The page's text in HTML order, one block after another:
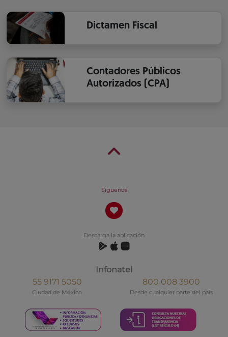
Dictamen Fiscal
Contadores Públicos
Autorizados (CPA)
Síguenos
Descarga la aplicación
Infonatel
55 9171 5050
Ciudad de México
800 008 3900
Desde cualquier parte del país